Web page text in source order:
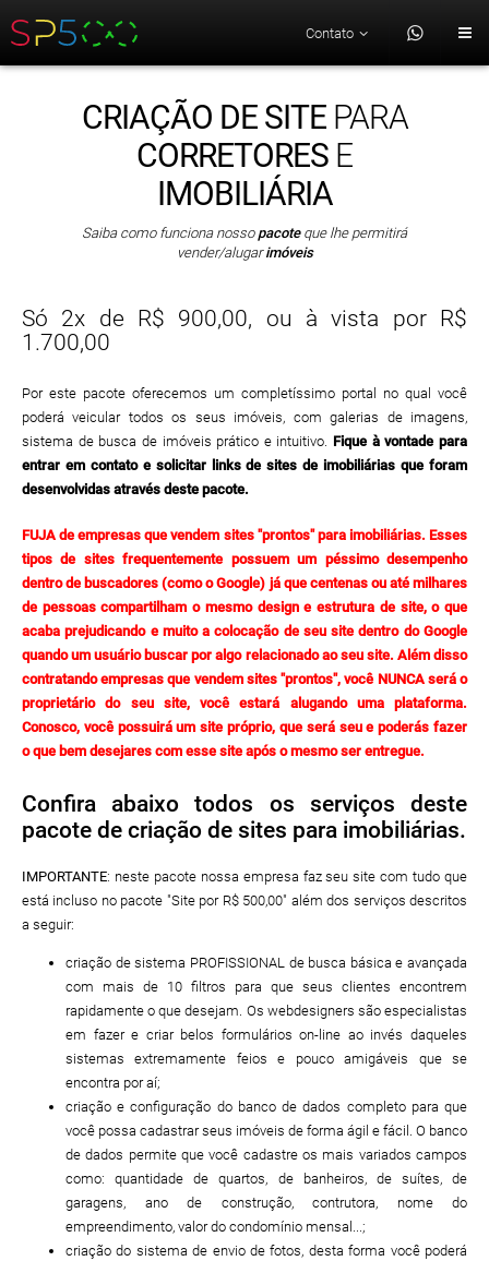
Contato
CRIAÇÃO DE SITEPARA
CORRETORES E
IMOBILIÁRIA
Saiba como funciona nossopacoteque lhe permitirá
vender/alugarimóveis
Só 2x de R$ 900,00, ou à vista por R$
1.700,00
Por este pacote oferecemos um completíssimo portal no qual você
poderá veicular todos os seus imóveis, com galerias de imagens,
sistema de busca de imóveis prático e intuitivo. Fique à vontade para
entrar em contato e solicitar links de sites de imobiliárias que foram
desenvolvidas através deste pacote.
FUJA de empresas que vendem sites "prontos" para imobiliárias. Esses
tipos de sites frequentemente possuem um péssimo desempenho
dentro de buscadores (como o Google) já que centenas ou até milhares
de pessoas compartilham o mesmo design e estrutura de site, o que
acaba prejudicando e muito a colocação de seu site dentro do Google
quando um usuário buscar por algo relacionado ao seu site. Além disso
contratando empresas que vendem sites "prontos", você NUNCA será o
proprietário do seu site, você estará alugando uma plataforma.
Conosco, você possuirá um site próprio, que será seu e poderás fazer
o que bem desejares com esse site após o mesmo ser entregue.
Confira abaixo todos os serviços deste
pacote de criação de sites para imobiliárias.
IMPORTANTE: neste pacote nossa empresa faz seu site com tudo que
está incluso no pacote "Site por R$ 500,00" além dos serviços descritos
a seguir:
criação de sistema PROFISSIONAL de busca básica e avançada
com mais de 10 filtros para que seus clientes encontrem
rapidamente o que desejam. Os webdesigners são especialistas
em fazer e criar belos formulários on-line ao invés daqueles
sistemas extremamente feios e pouco amigáveis que se
encontra por aí;
criação e configuração do banco de dados completo para que
você possa cadastrar seus imóveis de forma ágil e fácil. O banco
de dados permite que você cadastre os mais variados campos
como: quantidade de quartos, de banheiros, de suítes, de
garagens, ano de construção, contrutora, nome do
empreendimento, valor do condomínio mensal...;
criação do sistema de envio de fotos, desta forma você poderá